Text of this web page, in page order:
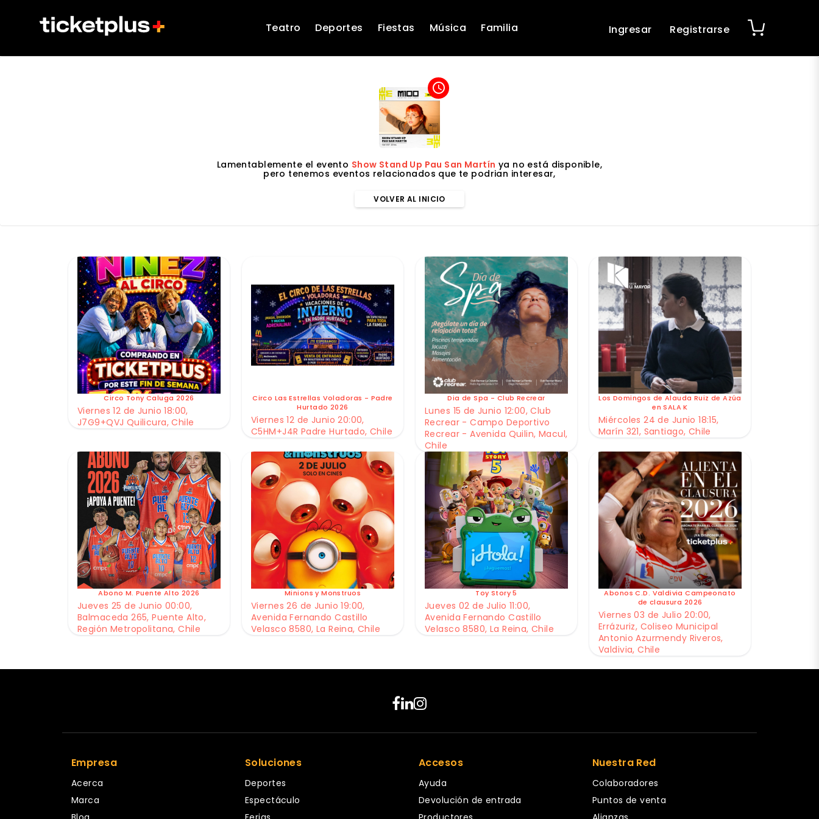
Teatro Deportes Fiestas Música Familia Ingresar Registrarse
access_time
Lamentablemente el evento Show Stand Up Pau San Martín ya no está disponible,
pero tenemos eventos relacionados que te podrian interesar,
VOLVER AL INICIO
Circo Tony Caluga 2026
Viernes 12 de Junio 18:00,
J7G9+QVJ Quilicura, Chile
Circo Las Estrellas Voladoras - Padre
Hurtado 2026
Viernes 12 de Junio 20:00,
C5HM+J4R Padre Hurtado, Chile
Dia de Spa - Club Recrear
Lunes 15 de Junio 12:00, Club
Recrear - Campo Deportivo
Recrear - Avenida Quilin, Macul,
Chile
Los Domingos de Alauda Ruiz de Azúa
en SALA K
Miércoles 24 de Junio 18:15,
Marín 321, Santiago, Chile
Abono M. Puente Alto 2026
Jueves 25 de Junio 00:00,
Balmaceda 265, Puente Alto,
Región Metropolitana, Chile
Minions y Monstruos
Viernes 26 de Junio 19:00,
Avenida Fernando Castillo
Velasco 8580, La Reina, Chile
Toy Story 5
Jueves 02 de Julio 11:00,
Avenida Fernando Castillo
Velasco 8580, La Reina, Chile
Abonos C.D. Valdivia Campeonato
de clausura 2026
Viernes 03 de Julio 20:00,
Errázuriz, Coliseo Municipal
Antonio Azurmendy Riveros,
Valdivia, Chile
Empresa
Acerca
Marca
Soluciones
Deportes
Espectáculo
Accesos
Ayuda
Devolución de entrada
Nuestra Red
Colaboradores
Puntos de venta